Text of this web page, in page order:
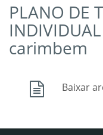
PLANO DE
carimbem
Baixar